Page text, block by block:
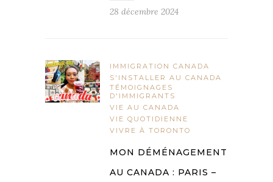
28 décembre 2024
IMMIGRATION CANADA
S'INSTALLER AU CANADA
TÉMOIGNAGES
D'IMMIGRANTS
VIE AU CANADA
VIE QUOTIDIENNE
VIVRE À TORONTO
MON DÉMÉNAGEMENT
AU CANADA : PARIS –